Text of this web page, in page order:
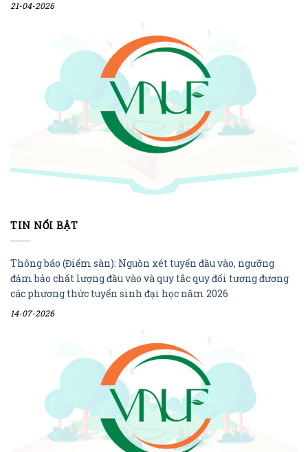
21-04-2026
TIN NỔI BẬT
Thông báo (Điểm sàn): Nguồn xét tuyển đầu vào, ngưỡng
đảm bảo chất lượng đầu vào và quy tắc quy đổi tương đương
các phương thức tuyển sinh đại học năm 2026
14-07-2026